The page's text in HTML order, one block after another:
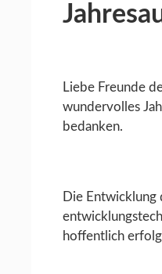
Liebe Freunde
wundervolles
bedanken.
Die Entwicklung
hoffentlich